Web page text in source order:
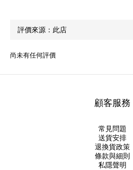
尚未有任何評價
顧客服務
常見問題
送貨安排
退換貨政策
條款與細則
私隱聲明